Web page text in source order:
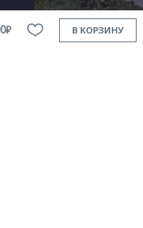
В КОРЗИНУ